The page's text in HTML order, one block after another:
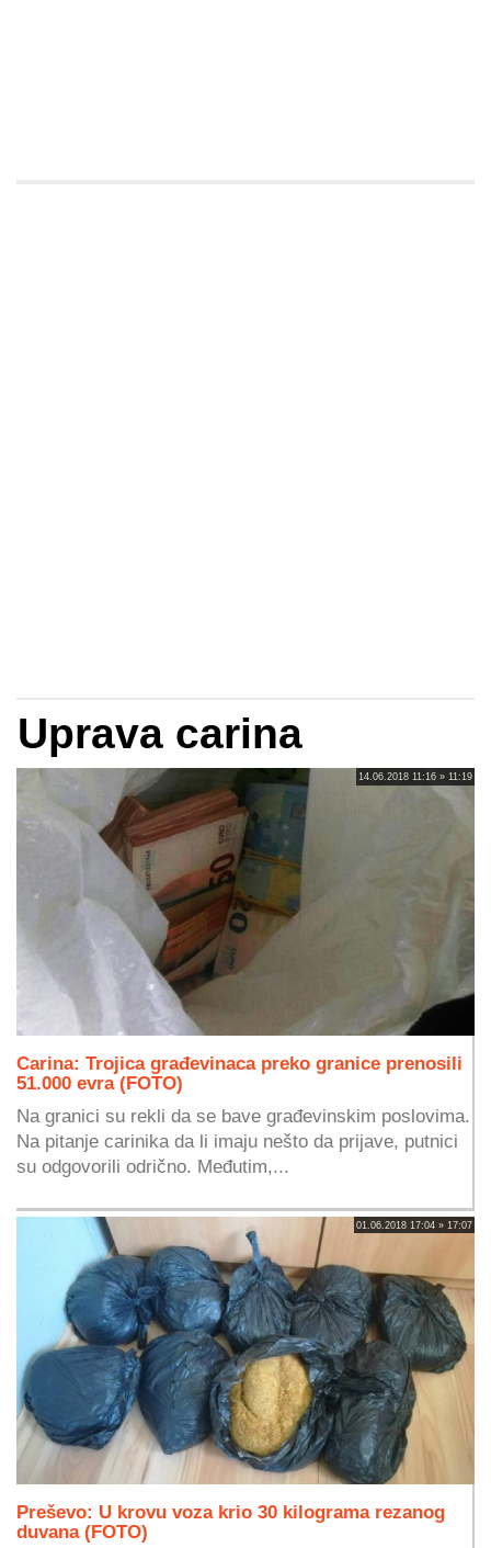
Uprava carina
14.06.2018 11:16 » 11:19
Carina: Trojica građevinaca preko granice prenosili
51.000 evra (FOTO)
Na granici su rekli da se bave građevinskim poslovima.
Na pitanje carinika da li imaju nešto da prijave, putnici
su odgovorili odrično. Međutim,...
01.06.2018 17:04 » 17:07
Preševo: U krovu voza krio 30 kilograma rezanog
duvana (FOTO)